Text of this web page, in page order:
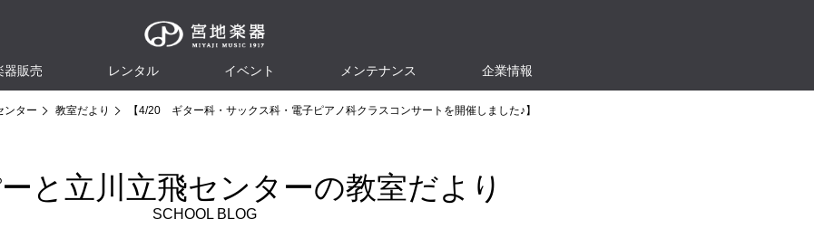
器販売 レンタル イベント メンテナンス 企業情報
ンター 教室だより 【4/20 ギター科・サックス科・電子ピアノ科クラスコンサートを開催しました♪】
と立川立飛センターの教室だより
SCHOOL BLOG